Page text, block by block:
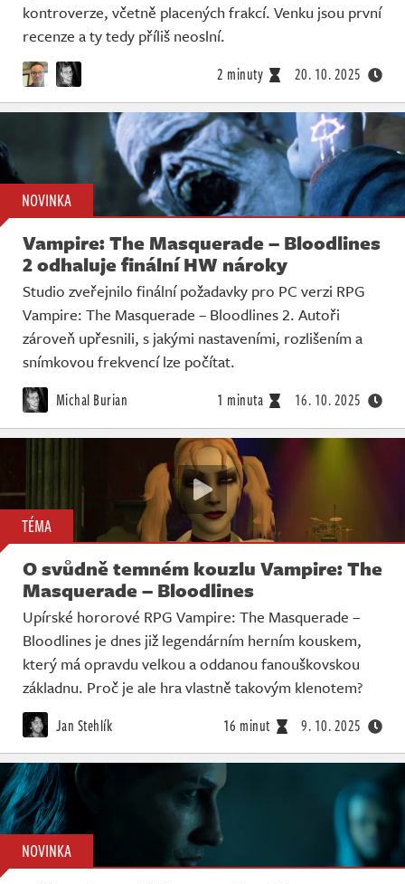
kontroverze, včetně placených frakcí. Venku jsou první
recenze a ty tedy příliš neoslní.
2 minuty 20. 10. 2025
NOVINKA
Vampire: The Masquerade – Bloodlines
2 odhaluje finální HW nároky
Studio zveřejnilo finální požadavky pro PC verzi RPG
Vampire: The Masquerade – Bloodlines 2. Autoři
zároveň upřesnili, s jakými nastaveními, rozlišením a
snímkovou frekvencí lze počítat.
Michal Burian 1 minuta 16. 10. 2025
TÉMA
O svůdně temném kouzlu Vampire: The
Masquerade – Bloodlines
Upírské hororové RPG Vampire: The Masquerade –
Bloodlines je dnes již legendárním herním kouskem,
který má opravdu velkou a oddanou fanouškovskou
základnu. Proč je ale hra vlastně takovým klenotem?
Jan Stehlík 16 minut 9. 10. 2025
NOVINKA